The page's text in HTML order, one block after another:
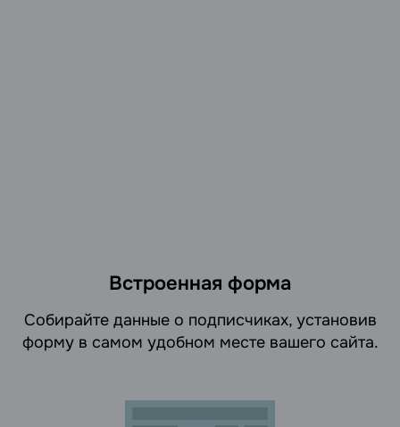
Встроенная форма
Cобирайте данные о подписчиках, установив
форму в самом удобном месте вашего сайта.